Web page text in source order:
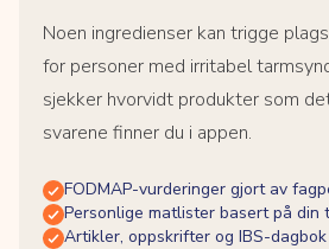
Noen ingredienser kan trigge
for personer med irritabel
sjekker hvorvidt produkter som
svarene finner du i appen.
FODMAP-vurderinger gjort av
Personlige matlister basert på din
Artikler, oppskrifter og IBS-dagbok